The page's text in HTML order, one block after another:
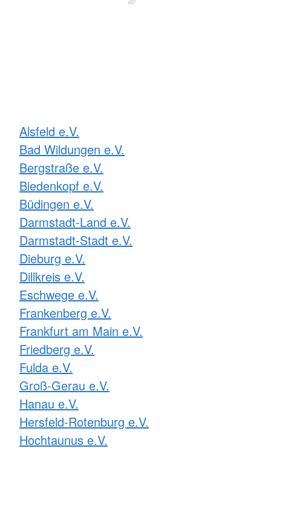
Alsfeld e.V.
Bad Wildungen e.V.
Bergstraße e.V.
Biedenkopf e.V.
Büdingen e.V.
Darmstadt-Land e.V.
Darmstadt-Stadt e.V.
Dieburg e.V.
Dillkreis e.V.
Eschwege e.V.
Frankenberg e.V.
Frankfurt am Main e.V.
Friedberg e.V.
Fulda e.V.
Groß-Gerau e.V.
Hanau e.V.
Hersfeld-Rotenburg e.V.
Hochtaunus e.V.